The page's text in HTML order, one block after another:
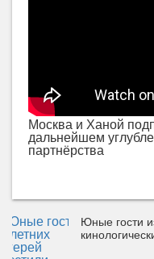
Москва и Ханой
дальнейшем
партнёрства
Юные гости